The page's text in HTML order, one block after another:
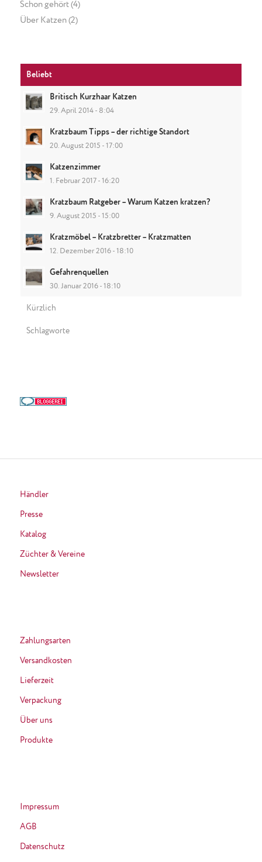
Schon gehört(4)
Über Katzen(2)
Beliebt
Britisch Kurzhaar Katzen
29. April 2014 - 8:04
Kratzbaum Tipps – der richtige Standort
20. August 2015 - 17:00
Katzenzimmer
1. Februar 2017 - 16:20
Kratzbaum Ratgeber – Warum Katzen kratzen?
9. August 2015 - 15:00
Kratzmöbel – Kratzbretter – Kratzmatten
12. Dezember 2016 - 18:10
Gefahrenquellen
30. Januar 2016 - 18:10
Kürzlich
Schlagworte
Händler
Presse
Katalog
Züchter & Vereine
Newsletter
Zahlungsarten
Versandkosten
Lieferzeit
Verpackung
Über uns
Produkte
Impressum
AGB
Datenschutz